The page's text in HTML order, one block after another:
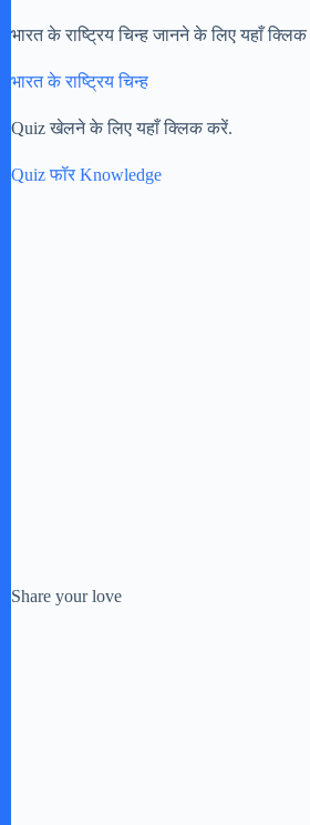
भारत के राष्ट्रिय चिन्ह जानने के लिए यहाँ
भारत के राष्ट्रिय चिन्ह
Quiz खेलने के लिए यहाँ क्लिक करें.
Quiz फॉर Knowledge
Share your love